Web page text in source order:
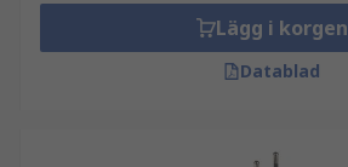
Lägg i korgen
Datablad